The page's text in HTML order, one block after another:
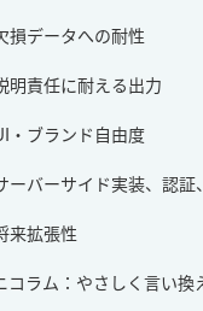
損データへの耐性
明責任に耐える出力
・ブランド自由度
ーバーサイド実装、認証
来拡張性
コラム：やさしく言い